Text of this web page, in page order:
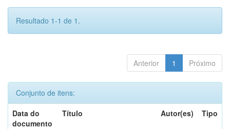
Resultado 1-1 de 1.
Anterior 1 Próximo
Conjunto de itens:
Data do
documento
Título Autor(es) Tipo